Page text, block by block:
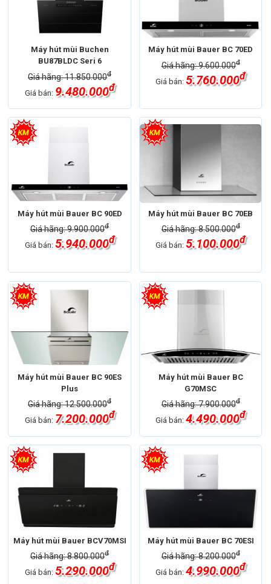
Máy hút mùi Buchen
BU87BLDC Seri 6
Giá hãng: 11.850.000đ
Giá bán: 9.480.000đ
Máy hút mùi Bauer BC 70ED
Giá hãng: 9.600.000đ
Giá bán:5.760.000đ
Máy hút mùi Bauer BC 90ED
Giá hãng: 9.900.000đ
Giá bán: 5.940.000đ
Máy hút mùi Bauer BC 70EB
Giá hãng: 8.500.000đ
Giá bán:5.100.000đ
Máy hút mùi Bauer BC 90ES
Plus
Giá hãng: 12.500.000đ
Giá bán: 7.200.000đ
Máy hút mùi Bauer BC
G70MSC
Giá hãng: 7.900.000đ
Giá bán:4.490.000đ
Máy hút mùi Bauer BCV70MSI
Giá hãng: 8.800.000đ
Giá bán: 5.290.000đ
Máy hút mùi Bauer BC 70ESI
Giá hãng: 8.200.000đ
Giá bán:4.990.000đ